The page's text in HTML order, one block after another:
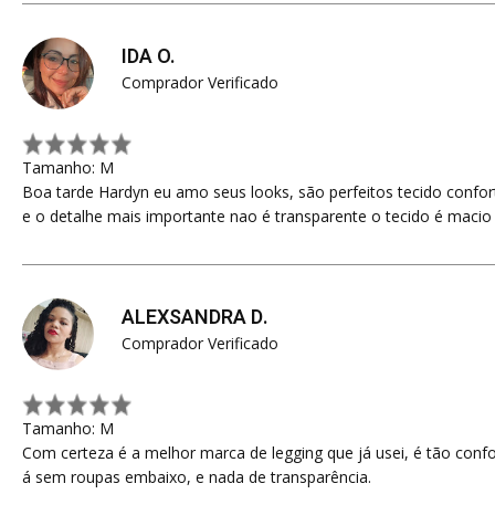
IDA O.
Comprador Verificado
Tamanho: M
Boa tarde Hardyn eu amo seus looks, são perfeitos tecido
e o detalhe mais importante nao é transparente o tecido é macio
ALEXSANDRA D.
Comprador Verificado
Tamanho: M
Com certeza é a melhor marca de legging que já usei, é tão
á sem roupas embaixo, e nada de transparência.